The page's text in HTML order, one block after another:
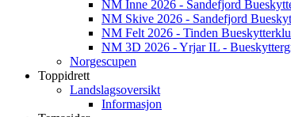
NM Inne 2026 - Sandefjord
NM Skive 2026 - Sandefjord
NM Felt 2026 - Tinden
NM 3D 2026 - Yrjar IL -
Norgescupen
Toppidrett
Landslagsoversikt
Informasjon